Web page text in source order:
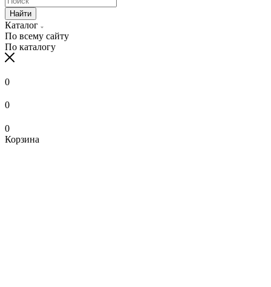
Найти
Каталог
По всему сайту
По каталогу
0
0
0
Корзина